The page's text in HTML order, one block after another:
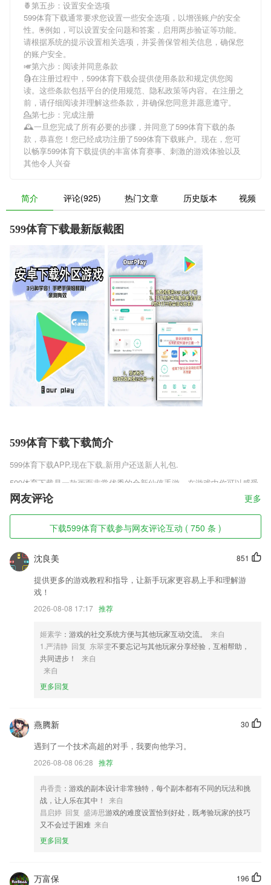
🍍第五步：设置安全选项
599体育下载通常要求您设置一些安全选项，以增强账户的安全
性。🖲例如，可以设置安全问题和答案，启用两步验证等功能。
请根据系统的提示设置相关选项，并妥善保管相关信息，确保您
的账户安全。
🎺第六步：阅读并同意条款
🗿在注册过程中， 599体育下载会提供使用条款和规定供您阅
读。这些条款包括平台的使用规范、隐私政策等内容。在注册之
前，请仔细阅读并理解这些条款，并确保您同意并愿意遵守。
💁第七步：完成注册
🕰一旦您完成了所有必要的步骤，并同意了599体育下载的条
款，恭喜您！您已经成功注册了599体育下载账户。现在，您可
以畅享599体育下载提供的丰富体育赛事、刺激的游戏体验以及
其他令人兴奋
简介 评论(925) 热门文章 历史版本 视频
599体育下载最新版截图
599体育下载下载简介
599体育下载APP,现在下载,新用户还送新人礼包.
599体育下载是一款画面非常优秀的全新仙侠手游，在游戏中你可以感受
到非常经典好玩的仙侠玩法内容，同时各种真实的操作战斗技巧，各种炫
酷的仙侠技能连招为你带来最棒的仙侠挑战体验，丰富的多人副本游戏挑
战玩法，感兴趣的同学可别错过了。
599体育下载软件特色
1,简单易用，上手快；
2,为老师减负，为家校沟通架桥，让孩子健康成长
3,提供一览学习模式，逐词学习模式，复习模块和测试模块等多种学习模
5,人脸比对
6,专利，着作权，从企业知识产权应有尽有！
599体育下载软件优势
2.还可以针对个着名企业的招聘爱好，为用户智能推荐填报方案。
3.视频解析声情并茂，独家业界名师讲解；
4.只要家长有时间，都可以配孩子进行训练，让孩子可以进步更快；
都爱看，好听好看又好玩！
6.适应各个学习阶段的各类型单词课本任您选择
599体育下载更新了什么?
首页新增新手教学视频，轻松 GET 视频爆款小秘籍
以上就是星空官方网站下载的介绍，如果您喜欢这款软件，您可以到应用
网友评论 更多
下载599体育下载参与网友评论互动 ( 750 条 )
851
沈良美
提供更多的游戏教程和指导，让新手玩家更容易上手和理解游
戏！
2026-08-08 17:17 推荐
姬素学 ：游戏的社交系统方便与其他玩家互动交流。
来自
1.严清静 回复 东翠雯不要忘记与其他玩家分享经验，互相帮助，
共同进步！
来自
来自
更多回复
30
燕腾新
遇到了一个技术高超的对手，我要向他学习。
2026-08-08 06:28 推荐
冉香贵 ：游戏的副本设计非常独特，每个副本都有不同的玩法和挑
战，让人乐在其中！
来自
昌启婷 回复 盛涛思游戏的难度设置恰到好处，既考验玩家的技巧
又不会过于困难 来自
更多回复
196
万富保